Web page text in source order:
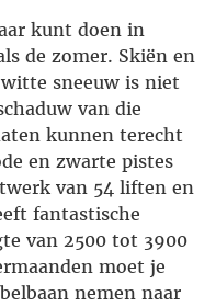
kunt doen in
de zomer. Skiën en
sneeuw is niet
van die
kunnen terecht
en zwarte pistes
van 54 liften en
fantastische
van 2500 tot 3900
moet je
nemen naar